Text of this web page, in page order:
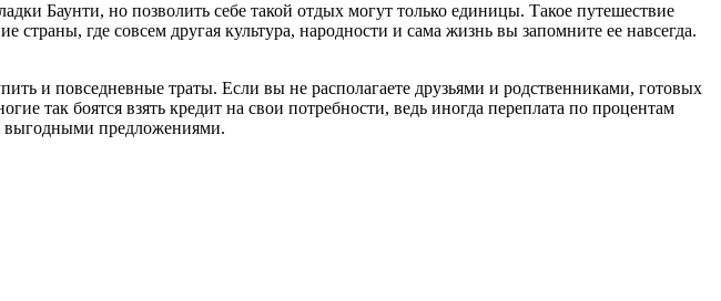
Баунти, но позволить себе такой отдых могут только единицы. Такое путешествие
где совсем другая культура, народности и сама жизнь вы запомните ее навсегда.
и повседневные траты. Если вы не располагаете друзьями и родственниками, готовых
так боятся взять кредит на свои потребности, ведь иногда переплата по процентам
выгодными предложениями.